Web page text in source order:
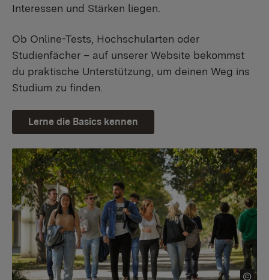
Interessen und Stärken liegen.
Ob Online-Tests, Hochschularten oder
Studienfächer – auf unserer Website bekommst
du praktische Unterstützung, um deinen Weg ins
Studium zu finden.
Lerne die Basics kennen